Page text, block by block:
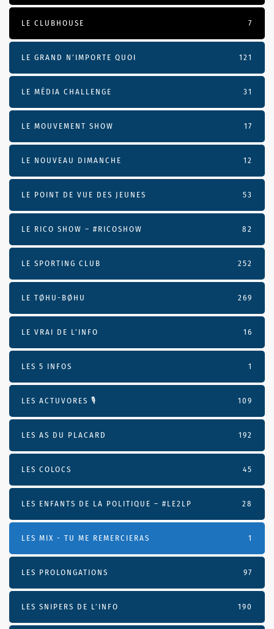
LE CLUBHOUSE 7
LE GRAND N’IMPORTE QUOI 121
LE MÉDIA CHALLENGE 31
LE MOUVEMENT SHOW 17
LE NOUVEAU DIMANCHE 12
LE POINT DE VUE DES JEUNES 53
LE RICO SHOW – #RICOSHOW 82
LE SPORTING CLUB 252
LE TØHU-BØHU 269
LE VRAI DE L’INFO 16
LES 5 INFOS 1
LES ACTUVORES 🎙 109
LES AS DU PLACARD 192
LES COLOCS 45
LES ENFANTS DE LA POLITIQUE – #LE2LP 28
LES MIX - TU ME REMERCIERAS 1
LES PROLONGATIONS 97
LES SNIPERS DE L’INFO 190